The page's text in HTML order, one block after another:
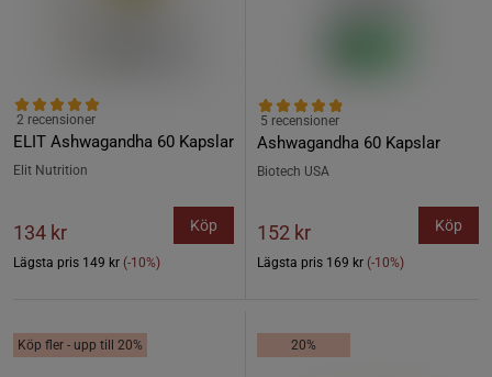
ELIT Ashwagandha 60 Kapslar
2 recensioner
Elit Nutrition
134 kr
Lägsta pris 149 kr (-10%)
Köp
Ashwagandha 60 Kapslar
5 recensioner
Biotech USA
152 kr
Lägsta pris 169 kr (-10%)
Köp
Köp fler - upp till 20% 20%